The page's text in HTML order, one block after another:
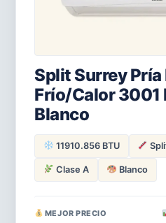
Split Surrey
Frío/Calor 3001
Blanco
11910.856 BTU
Clase A Blanco
MEJOR PRECIO